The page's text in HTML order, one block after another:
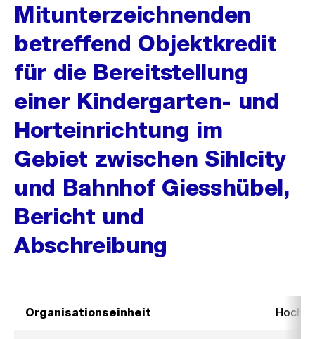
Mitunterzeichnenden
betreffend Objektkredit
für die Bereitstellung
einer Kindergarten- und
Horteinrichtung im
Gebiet zwischen Sihlcity
und Bahnhof Giesshübel,
Bericht und
Abschreibung
Organisationseinheit